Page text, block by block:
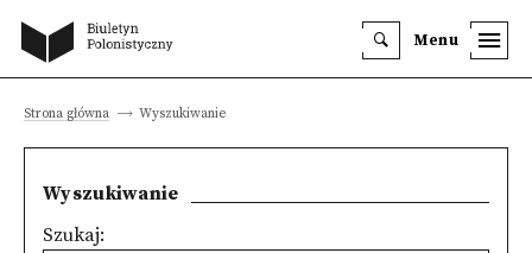
Menu
Strona główna Wyszukiwanie
Wyszukiwanie
Szukaj: